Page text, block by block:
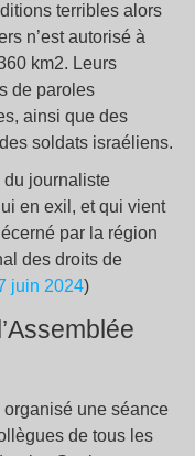
terribles alors
n’est autorisé à
km2. Leurs
de paroles
ainsi que des
soldats israéliens.
du journaliste
en exil, et qui vient
par la région
des droits de
juin 2024)
organisé une séance
de tous les